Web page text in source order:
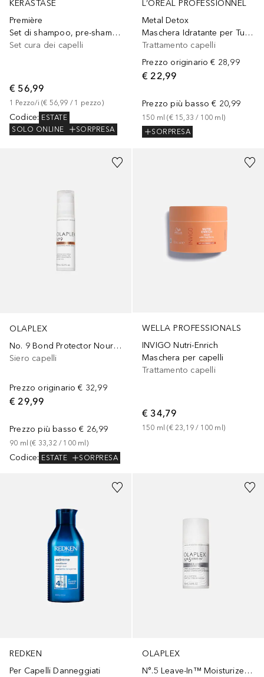
KÉRASTASE
Première
Set di shampoo, pre-shampoo e maschera decalcificante e riparatore per capelli danneggiati
Set cura dei capelli
€ 56,99
1 Pezzo/i (€ 56,99 / 1 pezzo)
Codice: ESTATE
SOLO ONLINE
SORPRESA
L’ORÉAL PROFESSIONNEL
Metal Detox
Maschera Idratante per Tutti i tipi di Capelli, Rischio di Rottura Ridotto, Colore Protetto, Capelli Forti e Morbidi
Trattamento capelli
Prezzo originario € 28,99
€ 22,99
Prezzo più basso € 20,99
150 ml (€ 15,33 / 100 ml )
SORPRESA
OLAPLEX
No. 9 Bond Protector Nourishing Hair Serum
Siero capelli
Prezzo originario € 32,99
€ 29,99
Prezzo più basso € 26,99
90 ml (€ 33,32 / 100 ml )
Codice: ESTATE SORPRESA
WELLA PROFESSIONALS
INVIGO Nutri-Enrich
Maschera per capelli
Trattamento capelli
€ 34,79
150 ml (€ 23,19 / 100 ml )
REDKEN
Per Capelli Danneggiati
OLAPLEX
N°.5 Leave-In™ Moisturize & Mend Leave in Conditioner